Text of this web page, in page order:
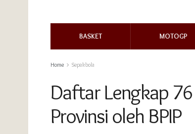
BASKET MOTOGP
Home Sepakbola
Daftar Lengkap
Provinsi oleh BPIP